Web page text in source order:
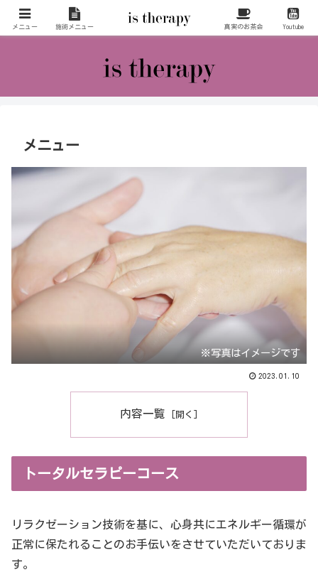
お客様の高次の存在をも意識してリラクゼーションを行わさせていただいてお
ります。
メニュー
※写真はイメージです
2023.01.10
内容一覧
トータルセラピーコース
リラクゼーション技術を基に、心身共にエネルギー循環が
正常に保たれることのお手伝いをさせていただいておりま
す。
メニュー 施術メニュー 真実のお茶会 Youtube